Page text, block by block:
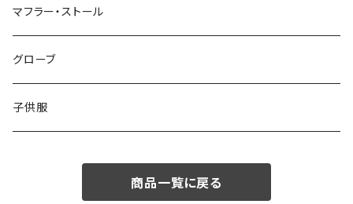
50/XL～
48/L
50/XL～
46/M
48/L
50/XL～
～44/S
46/M
48/L
マフラー・ストール
グローブ
子供服
商品一覧に戻る